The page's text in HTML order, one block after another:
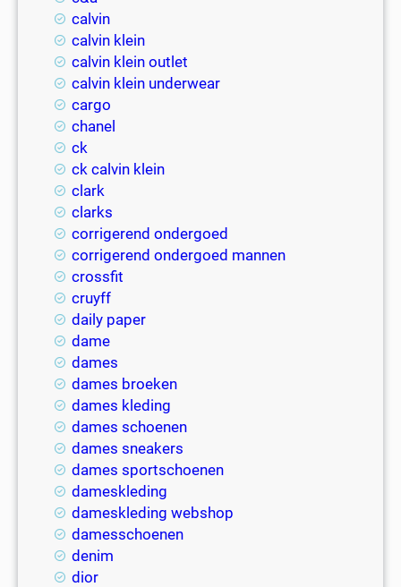
calvin
calvin klein
calvin klein outlet
calvin klein underwear
cargo
chanel
ck
ck calvin klein
clark
clarks
corrigerend ondergoed
corrigerend ondergoed mannen
crossfit
cruyff
daily paper
dame
dames
dames broeken
dames kleding
dames schoenen
dames sneakers
dames sportschoenen
dameskleding
dameskleding webshop
damesschoenen
denim
dior